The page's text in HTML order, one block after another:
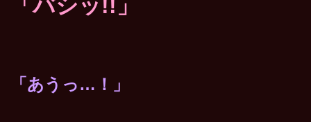
「バシッ!!」
「あうっ…！」